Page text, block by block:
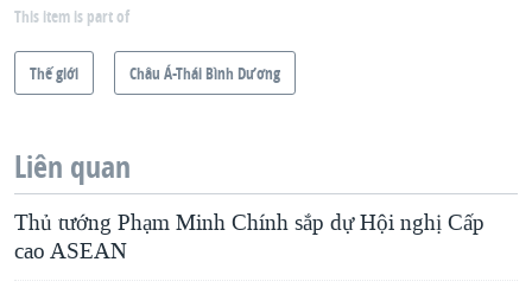
This item is part of
Thế giới Châu Á-Thái Bình Dương
Liên quan
Thủ tướng Phạm Minh Chính sắp dự Hội nghị Cấp
cao ASEAN